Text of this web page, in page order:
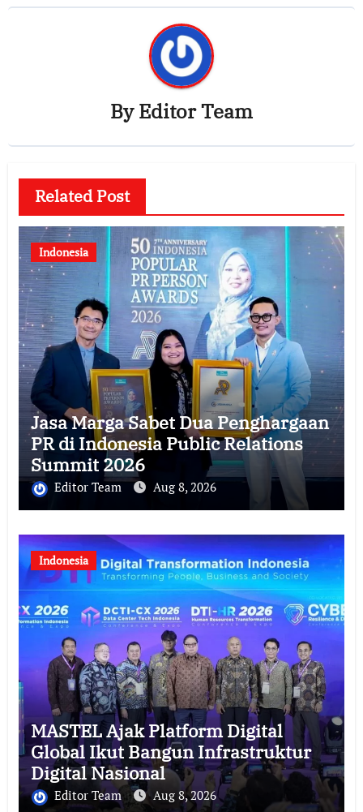
ByEditor Team
Related Post
Indonesia
Jasa Marga Sabet Dua Penghargaan
PR di Indonesia Public Relations
Summit 2026
Editor Team Aug 8, 2026
Indonesia
MASTEL Ajak Platform Digital
Global Ikut Bangun Infrastruktur
Digital Nasional
Editor Team Aug 8, 2026